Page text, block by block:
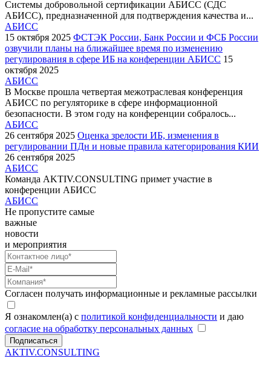
Системы добровольной сертификации АБИСС (СДС
АБИСС), предназначенной для подтверждения качества и...
АБИСС
15 октября 2025 ФСТЭК России, Банк России и ФСБ России
озвучили планы на ближайшее время по изменению
регулирования в сфере ИБ на конференции АБИСС 15
октября 2025
АБИСС
В Москве прошла четвертая межотраслевая конференция
АБИСС по регуляторике в сфере информационной
безопасности. В этом году на конференции собралось...
АБИСС
26 сентября 2025 Оценка зрелости ИБ, изменения в
регулировании ПДн и новые правила категорирования КИИ
26 сентября 2025
АБИСС
Команда AKTIV.CONSULTING примет участие в
конференции АБИСС
АБИСС
Не пропустите самые
важные
новости
и мероприятия
Согласен получать информационные и рекламные рассылки
Я ознакомлен(а) с политикой конфиденциальности и даю
согласие на обработку персональных данных
Подписаться
AKTIV.CONSULTING